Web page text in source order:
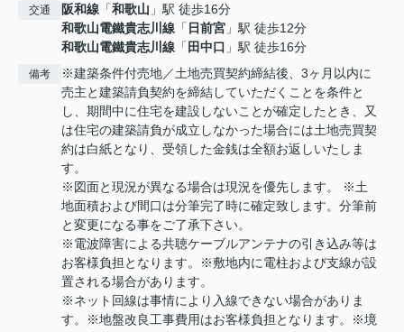
交通 阪和線 「和歌山 」駅 徒歩16分
和歌山電鐵貴志川線 「 日前宮 」駅 徒歩12分
和歌山電鐵貴志川線 「 田中口 」駅 徒歩16分
備考
※建築条件付売地／土地売買契約締結後、3ヶ月以内に
売主と建築請負契約を締結していただくことを条件と
し、期間中に住宅を建設しないことが確定したとき、又
は住宅の建築請負が成立しなかった場合には土地売買契
約は白紙となり、受領した金銭は全額お返しいたしま
す。
※図面と現況が異なる場合は現況を優先します。 ※土
地面積および間口は分筆完了時に確定致します。分筆前
と変更になる事をご了承下さい。
※電波障害による共聴ケーブルアンテナの引き込み等は
お客様負担となります。※敷地内に電柱および支線が設
置される場合があります。
※ネット回線は事情により入線できない場合がありま
す。※地盤改良工事費用はお客様負担となります。※境